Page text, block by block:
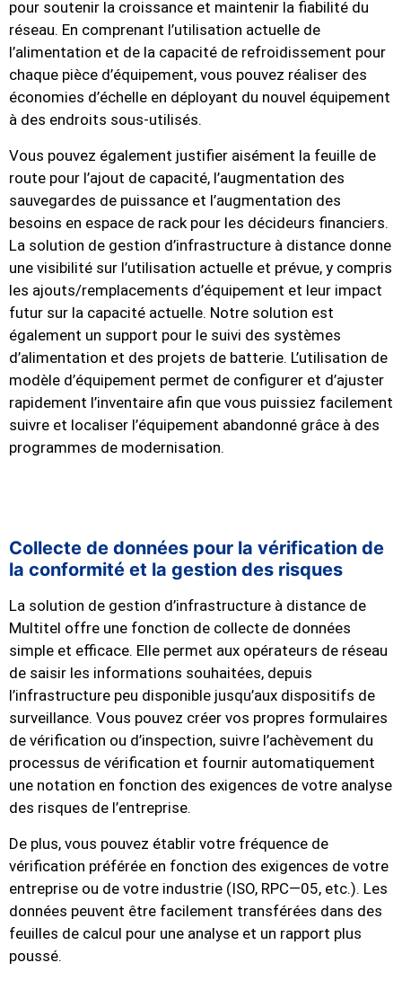
pour soutenir la croissance et maintenir la fiabilité du
réseau. En comprenant l’utilisation actuelle de
l’alimentation et de la capacité de refroidissement pour
chaque pièce d’équipement, vous pouvez réaliser des
économies d’échelle en déployant du nouvel équipement
à des endroits sous-utilisés.
Vous pouvez également justifier aisément la feuille de
route pour l’ajout de capacité, l’augmentation des
sauvegardes de puissance et l’augmentation des
besoins en espace de rack pour les décideurs financiers.
La solution de gestion d’infrastructure à distance donne
une visibilité sur l’utilisation actuelle et prévue, y compris
les ajouts/remplacements d’équipement et leur impact
futur sur la capacité actuelle. Notre solution est
également un support pour le suivi des systèmes
d’alimentation et des projets de batterie. L’utilisation de
modèle d’équipement permet de configurer et d’ajuster
rapidement l’inventaire afin que vous puissiez facilement
suivre et localiser l’équipement abandonné grâce à des
programmes de modernisation.
Collecte de données pour la vérification de
la conformité et la gestion des risques
La solution de gestion d’infrastructure à distance de
Multitel offre une fonction de collecte de données
simple et efficace. Elle permet aux opérateurs de réseau
de saisir les informations souhaitées, depuis
l’infrastructure peu disponible jusqu’aux dispositifs de
surveillance. Vous pouvez créer vos propres formulaires
de vérification ou d’inspection, suivre l’achèvement du
processus de vérification et fournir automatiquement
une notation en fonction des exigences de votre analyse
des risques de l’entreprise.
De plus, vous pouvez établir votre fréquence de
vérification préférée en fonction des exigences de votre
entreprise ou de votre industrie (ISO, RPC—05, etc.). Les
données peuvent être facilement transférées dans des
feuilles de calcul pour une analyse et un rapport plus
poussé.